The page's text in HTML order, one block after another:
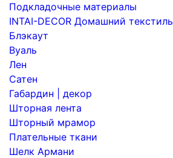
Подкладочные материалы
INTAI-DECOR Домашний текстиль
Блэкаут
Вуаль
Лен
Сатен
Габардин | декор
Шторная лента
Шторный мрамор
Плательные ткани
Шелк Армани